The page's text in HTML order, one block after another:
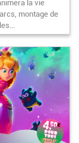
la vie
montage de